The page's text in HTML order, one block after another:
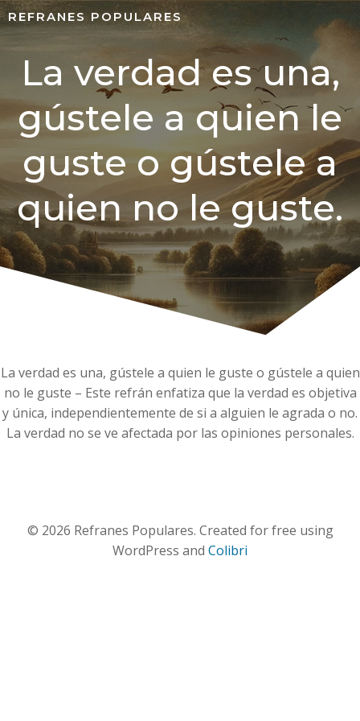
REFRANES POPULARES
La verdad es una,
gústele a quien le
guste o gústele a
quien no le guste.
La verdad es una, gústele a quien le guste o gústele a quien
no le guste – Este refrán enfatiza que la verdad es objetiva
y única, independientemente de si a alguien le agrada o no.
La verdad no se ve afectada por las opiniones personales.
© 2026 Refranes Populares. Created for free using
WordPress and Colibri